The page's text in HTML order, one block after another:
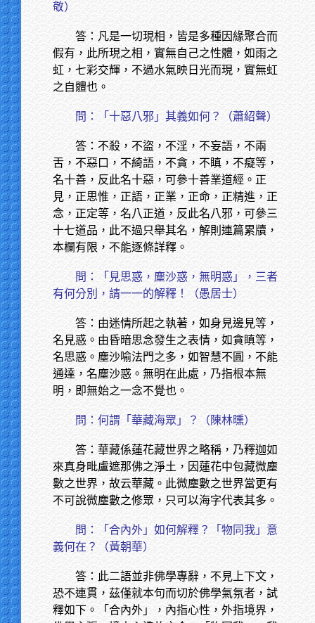
敬）
答：凡是一切現相，皆是多種因緣聚合而
假有，此所現之相，實無自己之性體，如雨之
虹，七彩交輝，不過水氣映日光而現，實無虹
之自體也。
問：「十惡八邪」其義如何？（蕭紹聲）
答：不殺，不盜，不淫，不妄語，不兩
舌，不惡口，不綺語，不貪，不瞋，不癡等，
名十善，反此名十惡，可參十善業道經。正
見，正思惟，正語，正業，正命，正精進，正
念，正定等，名八正道，反此名八邪，可參三
十七道品，此不過只舉其名，解則連篇累牘，
本欄有限，不能逐條詳釋。
問：「見思惑，塵沙惑，無明惑」，三者
有何分別，請一一的解釋！（愚居士）
答：由迷情所起之執著，如身見邊見等，
名見惑。由昏暗思念發生之表情，如貪瞋等，
名思惑。塵沙喻法門之多，如智慧不圓，不能
通達，名塵沙惑。無明在此處，乃指根本無
明，即無始之一念不覺也。
問：何謂「華藏海眾」？（陳林曛）
答：華藏係蓮花藏世界之略稱，乃釋迦如
來真身毗盧遮那佛之淨土，因蓮花中包藏微塵
數之世界，故云華藏。此微塵數之世界當更有
不可說微塵數之修眾，只可以海字代表其多。
問：「合內外」如何解釋？「物同我」意
義何在？（黃朝華）
答：此二語並非佛學專辭，不見上下文，
恐不連貫，茲僅就本句而切於佛學氣氛者，試
釋如下。「合內外」，內指心性，外指境界，